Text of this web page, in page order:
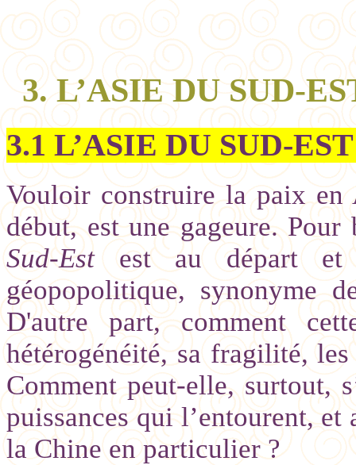
3. L’ASIE DU SUD-
3.1 L’ASIE DU SUD-
Vouloir construire la paix en
début, est une gageure.
Sud-Estest au départ et
géopopolitique, synonyme
D'autre part, comment
hétérogénéité, sa fragilité,
Comment peut-elle, surtout,
puissances qui l’entourent,
la Chine en particulier ?